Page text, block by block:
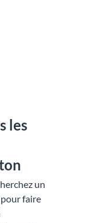
les
un
faire